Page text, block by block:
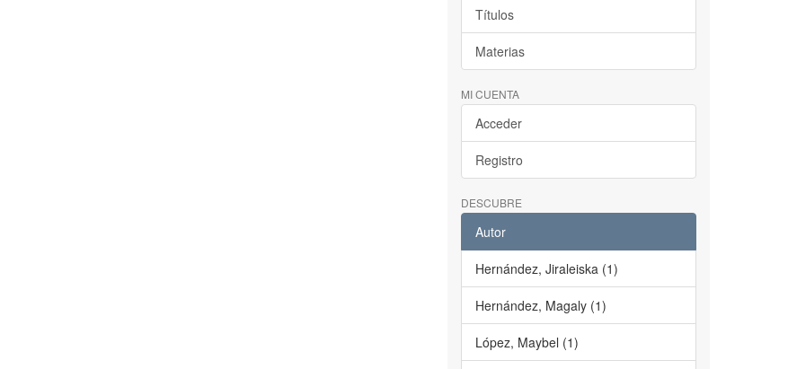
Títulos
Materias
MI CUENTA
Acceder
Registro
DESCUBRE
Autor
Hernández, Jiraleiska (1)
Hernández, Magaly (1)
López, Maybel (1)